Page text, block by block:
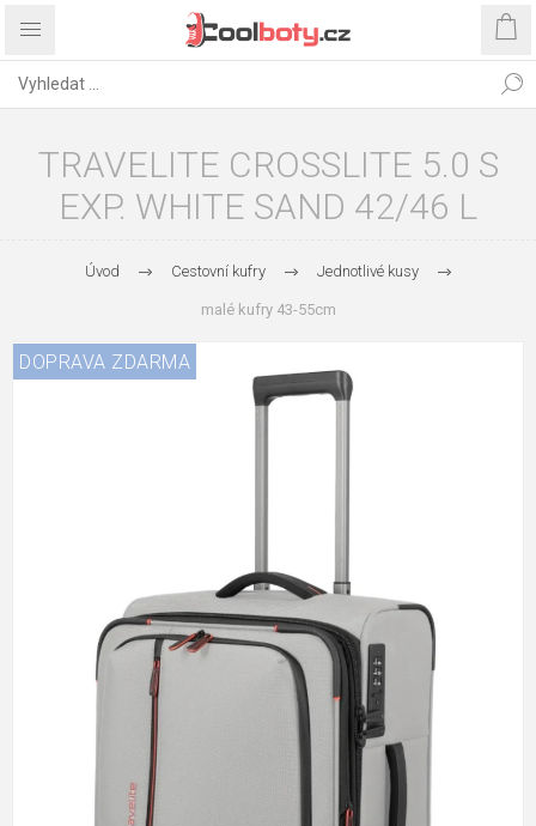
TRAVELITE CROSSLITE 5.0 S
EXP. WHITE SAND 42/46 L
Úvod Cestovní kufry Jednotlivé kusy
malé kufry 43-55cm
DOPRAVA ZDARMA